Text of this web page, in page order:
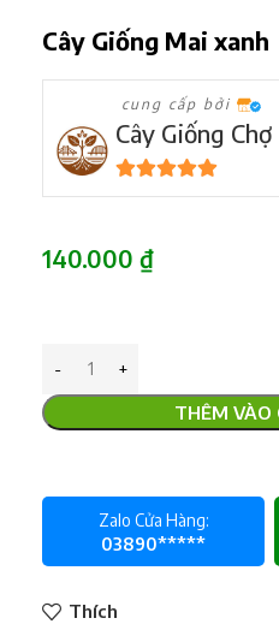
Cây Giống Mai xanh
cung cấp bởi
Cây Giống Chợ
5trên 5
140.000 ₫
THÊM VÀO
Zalo Cửa Hàng:
03890*****
Thích